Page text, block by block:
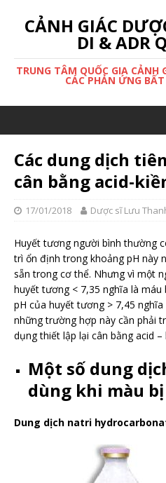
CẢNH GIÁC
DI & ADR
TRUNG TÂM QUỐC GIA CẢNH
CÁC PHẢN ỨNG
Các dung dịch
cân bằng acid-
17/01/2018 Dược sĩ Lưu
Huyết tương người bình thường
trì ổn định trong khoảng pH này
sẵn trong cơ thể. Nhưng vì một
huyết tương < 7,35 nghĩa là
pH của huyết tương > 7,45
những trường hợp này cần phải
dụng thiết lập lại cân bằng acid
Một số dung
dùng khi màu
Dung dịch natri